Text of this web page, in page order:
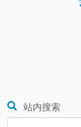
站内搜索